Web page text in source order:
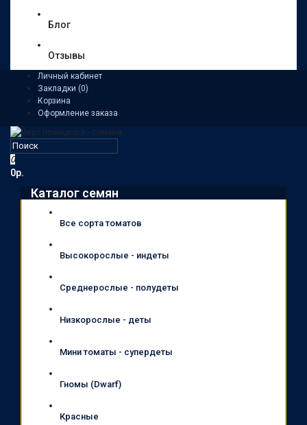
Блог
Отзывы
Личный кабинет
Закладки (0)
Корзина
Оформление заказа
0
0р.
Каталог семян
Все сорта томатов
Высокорослые - индеты
Среднерослые - полудеты
Низкорослые - деты
Мини томаты - супердеты
Гномы (Dwarf)
Красные